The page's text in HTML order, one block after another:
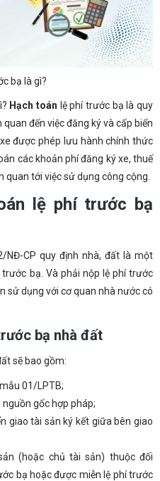
bạ là gì?
Hạch toán lệ phí trước bạ là quy
đến việc đăng ký và cấp biển
được phép lưu hành chính thức
các khoản phí đăng ký xe, thuế
tới việc sử dụng công cộng.
lệ phí trước bạ
NĐ-CP quy định nhà, đất là một
bạ. Và phải nộp lệ phí trước
sử dụng với cơ quan nhà nước có
bạ nhà đất
sẽ bao gồm:
01/LPTB;
gốc hợp pháp;
giao tài sản ký kết giữa bên giao
(hoặc chủ tài sản) thuộc đối
bạ hoặc được miễn lệ phí trước